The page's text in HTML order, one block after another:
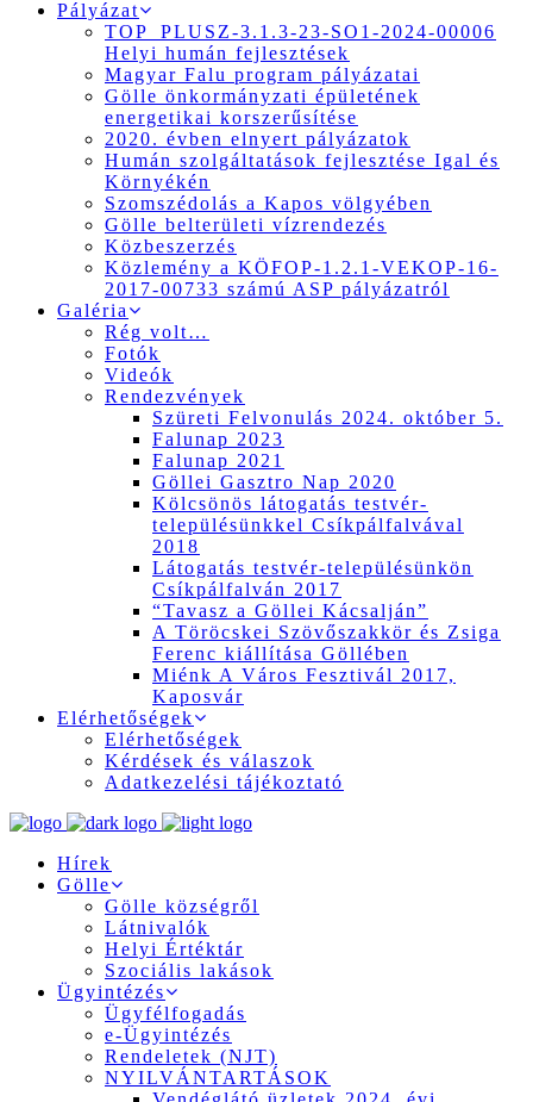
Pályázat
TOP_PLUSZ-3.1.3-23-SO1-2024-00006
Helyi humán fejlesztések
Magyar Falu program pályázatai
Gölle önkormányzati épületének
energetikai korszerűsítése
2020. évben elnyert pályázatok
Humán szolgáltatások fejlesztése Igal és
Környékén
Szomszédolás a Kapos völgyében
Gölle belterületi vízrendezés
Közbeszerzés
Közlemény a KÖFOP-1.2.1-VEKOP-16-
2017-00733 számú ASP pályázatról
Galéria
Rég volt…
Fotók
Videók
Rendezvények
Szüreti Felvonulás 2024. október 5.
Falunap 2023
Falunap 2021
Göllei Gasztro Nap 2020
Kölcsönös látogatás testvér-
településünkkel Csíkpálfalvával
2018
Látogatás testvér-településünkön
Csíkpálfalván 2017
“Tavasz a Göllei Kácsalján”
A Töröcskei Szövőszakkör és Zsiga
Ferenc kiállítása Göllében
Miénk A Város Fesztivál 2017,
Kaposvár
Elérhetőségek
Elérhetőségek
Kérdések és válaszok
Adatkezelési tájékoztató
Hírek
Gölle
Gölle községről
Látnivalók
Helyi Értéktár
Szociális lakások
Ügyintézés
Ügyfélfogadás
e-Ügyintézés
Rendeletek (NJT)
NYILVÁNTARTÁSOK